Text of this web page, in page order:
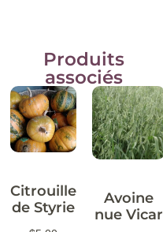
Produits
associés
Citrouille
de Styrie
Avoine
nue Vicar